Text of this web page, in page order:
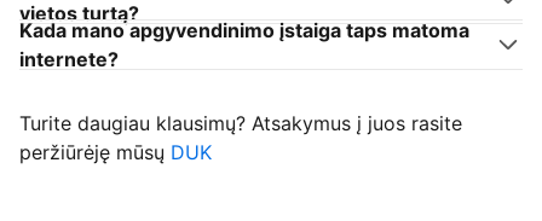
vietos turtą?
Kada mano apgyvendinimo įstaiga taps matoma
internete?
Turite daugiau klausimų? Atsakymus į juos rasite
peržiūrėję mūsų DUK